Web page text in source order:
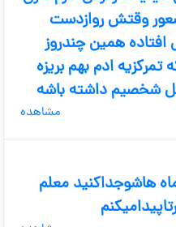
وقتش روازدست
افتاده همین چندروز
تمرکزیه ادم بهم بریزه
شخصیم داشته باشه
مشاهده
هاشوجداکنید معلم